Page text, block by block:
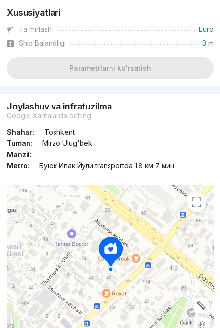
Xususiyatlari
Ta'mirlash
Euro
Ship Balandligi
3 m
Parametrlarni ko'rsatish
Joylashuv va infratuzilma
Google Xaritalarda oching
Shahar:
Toshkent
Tuman:
Mirzo Ulug'bek
Manzil:
Metro:
Буюк Ипак Йули transportda 1.8 км 7 мин